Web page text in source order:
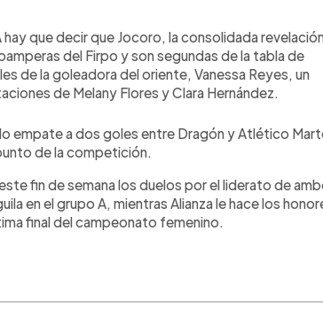
que decir que Jocoro, la consolidada
del Firpo y son segundas de la tabla de
de la goleadora del oriente, Vanessa Reyes, un
de Melany Flores y Clara Hernández.
empate a dos goles entre Dragón y Atlético
de la competición.
fin de semana los duelos por el liderato de
en el grupo A, mientras Alianza le hace los
final del campeonato femenino.